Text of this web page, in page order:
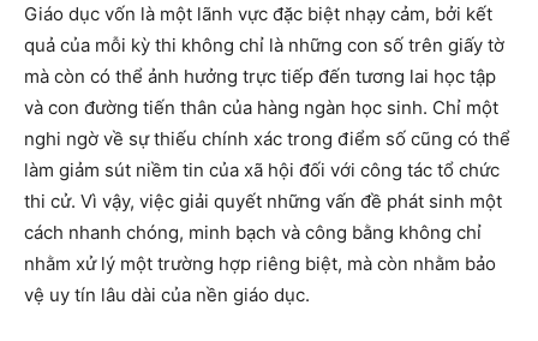
Giáo dục vốn là một lãnh vực đặc biệt nhạy cảm, bởi kết
quả của mỗi kỳ thi không chỉ là những con số trên giấy tờ
mà còn có thể ảnh hưởng trực tiếp đến tương lai học tập
và con đường tiến thân của hàng ngàn học sinh. Chỉ một
nghi ngờ về sự thiếu chính xác trong điểm số cũng có thể
làm giảm sút niềm tin của xã hội đối với công tác tổ chức
thi cử. Vì vậy, việc giải quyết những vấn đề phát sinh một
cách nhanh chóng, minh bạch và công bằng không chỉ
nhằm xử lý một trường hợp riêng biệt, mà còn nhằm bảo
vệ uy tín lâu dài của nền giáo dục.